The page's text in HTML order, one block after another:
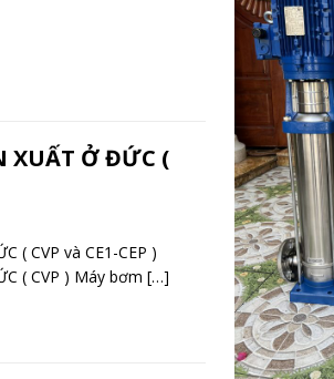
XUẤT Ở ĐỨC (
( CVP và CE1-CEP )
( CVP ) Máy bơm […]